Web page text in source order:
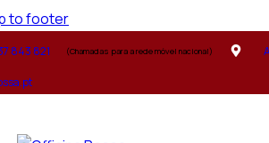
to footer
843 821 (Chamadas para a rede móvel nacional)